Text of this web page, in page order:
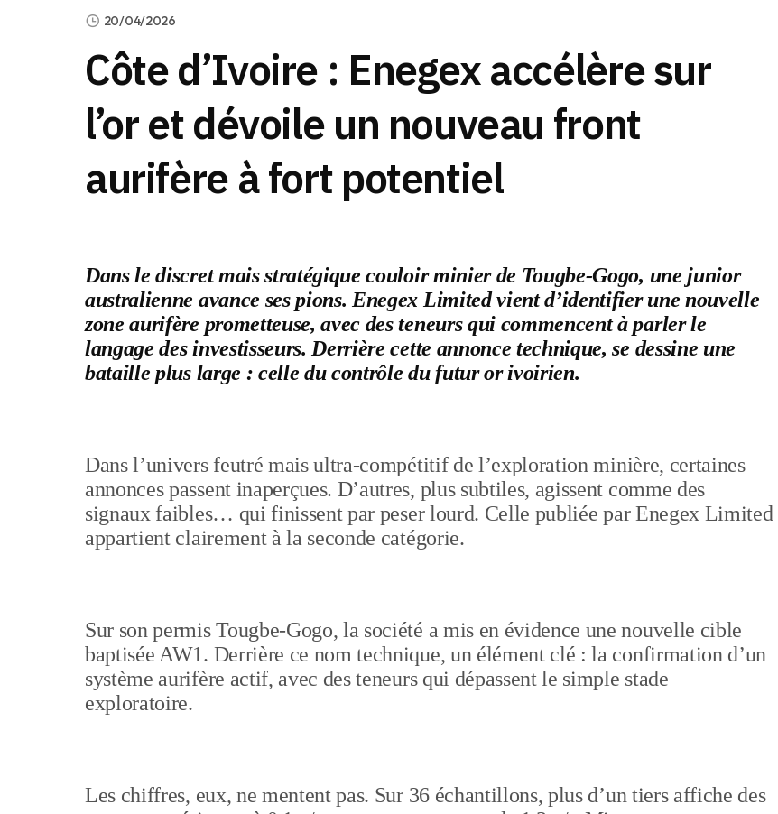
20/04/2026
Côte d’Ivoire : Enegex accélère sur
l’or et dévoile un nouveau front
aurifère à fort potentiel
Dans le discret mais stratégique couloir minier de Tougbe-Gogo, une junior
australienne avance ses pions. Enegex Limited vient d’identifier une nouvelle
zone aurifère prometteuse, avec des teneurs qui commencent à parler le
langage des investisseurs. Derrière cette annonce technique, se dessine une
bataille plus large : celle du contrôle du futur or ivoirien.
Dans l’univers feutré mais ultra-compétitif de l’exploration minière, certaines
annonces passent inaperçues. D’autres, plus subtiles, agissent comme des
signaux faibles… qui finissent par peser lourd. Celle publiée par Enegex Limited
appartient clairement à la seconde catégorie.
Sur son permis Tougbe-Gogo, la société a mis en évidence une nouvelle cible
baptisée AW1. Derrière ce nom technique, un élément clé : la confirmation d’un
système aurifère actif, avec des teneurs qui dépassent le simple stade
exploratoire.
Les chiffres, eux, ne mentent pas. Sur 36 échantillons, plus d’un tiers affiche des